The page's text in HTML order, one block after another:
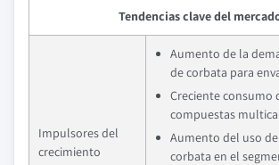
Tendencias clave del
Impulsores del
crecimiento
Aumento de la
de corbata para
Creciente consumo
compuestas
Aumento del uso
corbata en el